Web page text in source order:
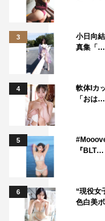
3
小日向
真集「…
4
軟体Iカ
「おは…
5
『BLT…
6
“現役女
色白美